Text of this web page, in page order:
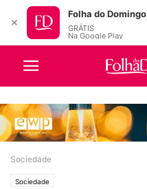
Sociedade
Sociedade
✕
Folha do Domingo
GRÁTIS
Na Google Play